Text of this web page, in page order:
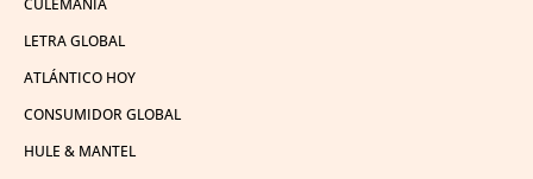
LETRA GLOBAL
ATLÁNTICO HOY
CONSUMIDOR GLOBAL
HULE & MANTEL